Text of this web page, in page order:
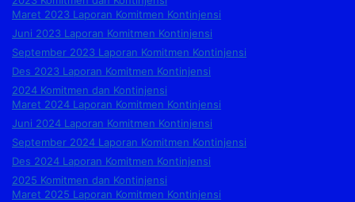
Maret 2023 Laporan Komitmen Kontinjensi
Juni 2023 Laporan Komitmen Kontinjensi
September 2023 Laporan Komitmen Kontinjensi
Des 2023 Laporan Komitmen Kontinjensi
2024 Komitmen dan Kontinjensi
Maret 2024 Laporan Komitmen Kontinjensi
Juni 2024 Laporan Komitmen Kontinjensi
September 2024 Laporan Komitmen Kontinjensi
Des 2024 Laporan Komitmen Kontinjensi
2025 Komitmen dan Kontinjensi
Maret 2025 Laporan Komitmen Kontinjensi